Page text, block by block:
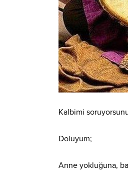
Kalbimi
Doluyum;
Anne yokluğuna,